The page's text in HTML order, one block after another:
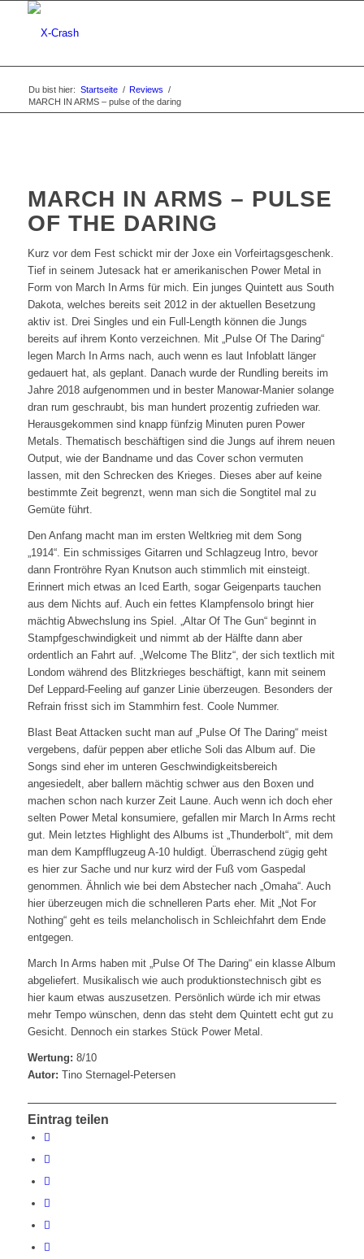
Du bist hier: Startseite / Reviews /
MARCH IN ARMS – pulse of the daring
MARCH IN ARMS – PULSE
OF THE DARING
Kurz vor dem Fest schickt mir der Joxe ein Vorfeirtagsgeschenk.
Tief in seinem Jutesack hat er amerikanischen Power Metal in
Form von March In Arms für mich. Ein junges Quintett aus South
Dakota, welches bereits seit 2012 in der aktuellen Besetzung
aktiv ist. Drei Singles und ein Full-Length können die Jungs
bereits auf ihrem Konto verzeichnen. Mit „Pulse Of The Daring“
legen March In Arms nach, auch wenn es laut Infoblatt länger
gedauert hat, als geplant. Danach wurde der Rundling bereits im
Jahre 2018 aufgenommen und in bester Manowar-Manier solange
dran rum geschraubt, bis man hundert prozentig zufrieden war.
Herausgekommen sind knapp fünfzig Minuten puren Power
Metals. Thematisch beschäftigen sind die Jungs auf ihrem neuen
Output, wie der Bandname und das Cover schon vermuten
lassen, mit den Schrecken des Krieges. Dieses aber auf keine
bestimmte Zeit begrenzt, wenn man sich die Songtitel mal zu
Gemüte führt.
Den Anfang macht man im ersten Weltkrieg mit dem Song
„1914“. Ein schmissiges Gitarren und Schlagzeug Intro, bevor
dann Frontröhre Ryan Knutson auch stimmlich mit einsteigt.
Erinnert mich etwas an Iced Earth, sogar Geigenparts tauchen
aus dem Nichts auf. Auch ein fettes Klampfensolo bringt hier
mächtig Abwechslung ins Spiel. „Altar Of The Gun“ beginnt in
Stampfgeschwindigkeit und nimmt ab der Hälfte dann aber
ordentlich an Fahrt auf. „Welcome The Blitz“, der sich textlich mit
Londom während des Blitzkrieges beschäftigt, kann mit seinem
Def Leppard-Feeling auf ganzer Linie überzeugen. Besonders der
Refrain frisst sich im Stammhirn fest. Coole Nummer.
Blast Beat Attacken sucht man auf „Pulse Of The Daring“ meist
vergebens, dafür peppen aber etliche Soli das Album auf. Die
Songs sind eher im unteren Geschwindigkeitsbereich
angesiedelt, aber ballern mächtig schwer aus den Boxen und
machen schon nach kurzer Zeit Laune. Auch wenn ich doch eher
selten Power Metal konsumiere, gefallen mir March In Arms recht
gut. Mein letztes Highlight des Albums ist „Thunderbolt“, mit dem
man dem Kampfflugzeug A-10 huldigt. Überraschend zügig geht
es hier zur Sache und nur kurz wird der Fuß vom Gaspedal
genommen. Ähnlich wie bei dem Abstecher nach „Omaha“. Auch
hier überzeugen mich die schnelleren Parts eher. Mit „Not For
Nothing“ geht es teils melancholisch in Schleichfahrt dem Ende
entgegen.
March In Arms haben mit „Pulse Of The Daring“ ein klasse Album
abgeliefert. Musikalisch wie auch produktionstechnisch gibt es
hier kaum etwas auszusetzen. Persönlich würde ich mir etwas
mehr Tempo wünschen, denn das steht dem Quintett echt gut zu
Gesicht. Dennoch ein starkes Stück Power Metal.
Wertung: 8/10
Autor: Tino Sternagel-Petersen
Eintrag teilen